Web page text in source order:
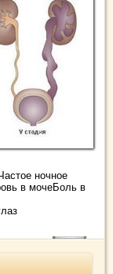
ночное
в мочеБоль в